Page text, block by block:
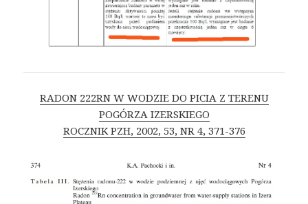
RADON 222RN W WODZIE DO PICIA Z TERENU
POGÓRZA IZERSKIEGO
ROCZNIK PZH, 2002, 53, NR 4, 371-376